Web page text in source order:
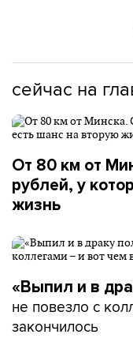
сейчас на
От 80 км от
рублей, у
жизнь
«Выпил и в
не повезло с
закончилось